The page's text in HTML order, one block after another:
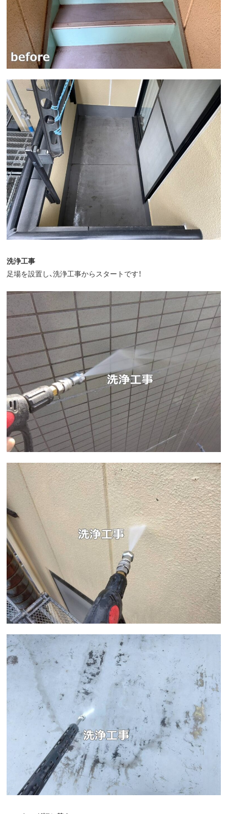
洗浄工事
足場を設置し、洗浄工事からスタートです！